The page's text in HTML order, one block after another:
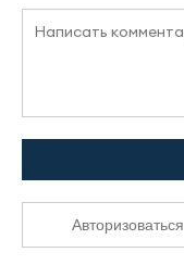
Авторизоваться